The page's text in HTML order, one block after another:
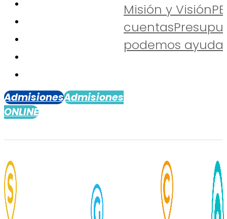
AdmisionesAdmisiones
ONLINE
Misión y Visión
cuentas
podemos